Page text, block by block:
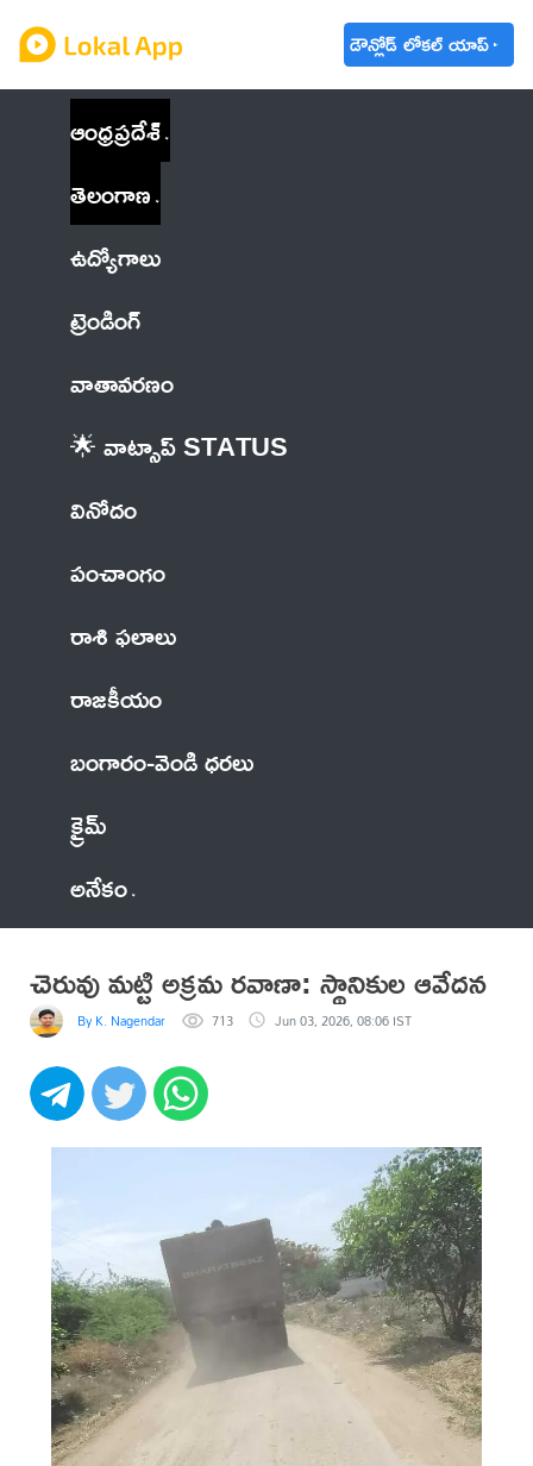
డౌన్లోడ్ లోకల్ యాప్
ఆంధ్రప్రదేశ్
తెలంగాణ
ఉద్యోగాలు
ట్రెండింగ్
వాతావరణం
🌟 వాట్సాప్ STATUS
వినోదం
పంచాంగం
రాశి ఫలాలు
రాజకీయం
బంగారం-వెండి ధరలు
క్రైమ్
అనేకం
చెరువు మట్టి అక్రమ రవాణా: స్థానికుల ఆవేదన
By K. Nagendar 713 Jun 03, 2026, 08:06 IST